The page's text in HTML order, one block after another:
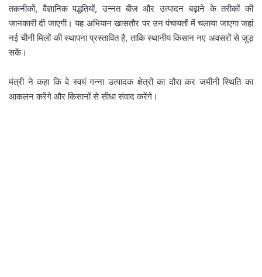
तकनीकों, वैज्ञानिक पद्धतियों, उन्नत बीज और उत्पादन बढ़ाने के तरीकों की
जानकारी दी जाएगी। यह अभियान खासतौर पर उन पंचायतों में चलाया जाएगा जहां
नई चीनी मिलों की स्थापना प्रस्तावित है, ताकि स्थानीय किसान नए अवसरों से जुड़
सकें।
मंत्री ने कहा कि वे स्वयं गन्ना उत्पादक क्षेत्रों का दौरा कर जमीनी स्थिति का
आकलन करेंगे और किसानों से सीधा संवाद करेंगे।